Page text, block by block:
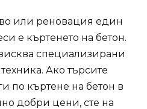
или реновация един
е къртенето на бетон.
специализирани
Ако търсите
по къртене на бетон в
добри цени, сте на